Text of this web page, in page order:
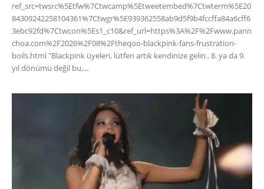
ref_src=twsrc%5Etfw%7Ctwcamp%5Etweetembed%7Ctwterm%5E20
84309242258104361%7Ctwgr%5E939362558ab9d5f9b4fccffa84a6cff6
3ebc92fd%7Ctwcon%5Es1_c10&ref_url=https%3A%2F%2Fwww.pann
choa.com%2F2026%2F08%2Ftheqoo-blackpink-fans-frustration-
boils.html "Blackpink üyeleri, lütfen artık kendinize gelin.. 8. ya da 9.
yıl dönümü değil bu,...